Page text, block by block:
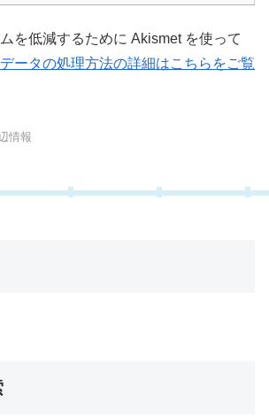
を低減するために Akismet を使って
ータの処理方法の詳細はこちらをご覧
情報